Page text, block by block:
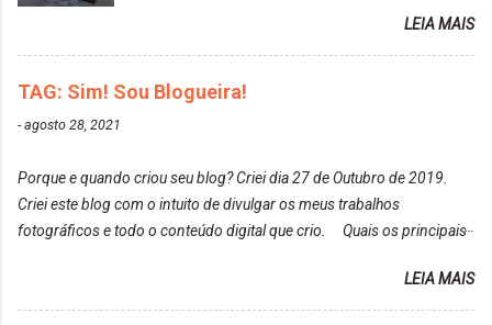
elas fiquem no modo original? Sou do time foto
de um determinado lugar ou de algo que estou
fotografan...
Louro Rosé Se vocês não acompanharam a saga do
meu cabelo colorido, vou deixar aqui embaixo, o link
de todos que fiz para vocês verem: ✨ Alfaparf | Alta
Moda é... Creative Crazy Colors Pink
Turkiss Blue
https://www.adrielly.com.br/2020/02/keraton-hard-
colors-turkiss-blue.html ✨ Alpha Line | Máscara
LEIA MAIS
TAG: Sim! Sou Blogueira!
-agosto 28, 2021
Porque e quando criou seu blog? Criei dia 27 de Outubro de 2019.
Criei este blog com o intuito de divulgar os meus trabalhos
fotográficos e todo o conteúdo digital que crio. Quais os principais
vida de Blogueira? Tem sido um sonho. Minha família me apoia muito.
Qual a parte chata da vida de Blogueira? Às vezes, a criatividade vai
LEIA MAIS